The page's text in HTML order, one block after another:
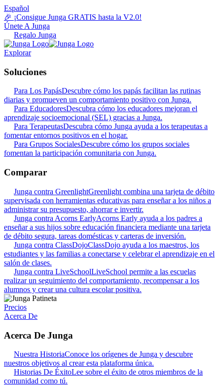
Español
🎉 ¡Consigue Junga GRATIS hasta la V2.0!
Únete A Junga
Regalo Junga
Explorar
Soluciones
Para Los PapásDescubre cómo los papás facilitan las rutinas
diarias y promueven un comportamiento positivo con Junga.
Para EducadoresDescubra cómo los educadores mejoran el
aprendizaje socioemocional (SEL) gracias a Junga.
Para TerapeutasDescubra cómo Junga ayuda a los terapeutas a
fomentar entornos positivos en el hogar.
Para Grupos SocialesDescubre cómo los grupos sociales
fomentan la participación comunitaria con Junga.
Comparar
Junga contra GreenlightGreenlight combina una tarjeta de débito
supervisada con herramientas educativas para enseñar a los niños a
administrar su presupuesto, ahorrar e invertir.
Junga contra Acorns EarlyAcorns Early ayuda a los padres a
enseñar a sus hijos sobre educación financiera mediante una tarjeta
de débito segura, tareas domésticas y carteras de inversión.
Junga contra ClassDojoClassDojo ayuda a los maestros, los
estudiantes y las familias a conectarse y celebrar el aprendizaje en el
salón de clases.
Junga contra LiveSchoolLiveSchool permite a las escuelas
realizar un seguimiento del comportamiento, recompensar a los
alumnos y crear una cultura escolar positiva.
Precios
Acerca De
Acerca De Junga
Nuestra HistoriaConoce los orígenes de Junga y descubre
nuestros objetivos al crear esta plataforma única.
Historias De ÉxitoLee sobre el éxito de otros miembros de la
comunidad como tú.